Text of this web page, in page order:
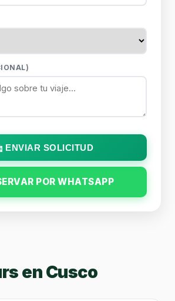
ENVIAR SOLICITUD
POR WHATSAPP
en Cusco